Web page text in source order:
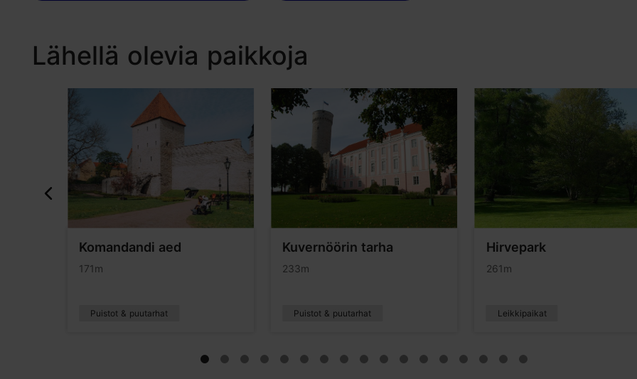
Lähellä olevia paikkoja
Komandandi aed
171m
Puistot & puutarhat
Kuvernöörin tarha
233m
Puistot & puutarhat
Hirvepark
261m
Leikkipaikat